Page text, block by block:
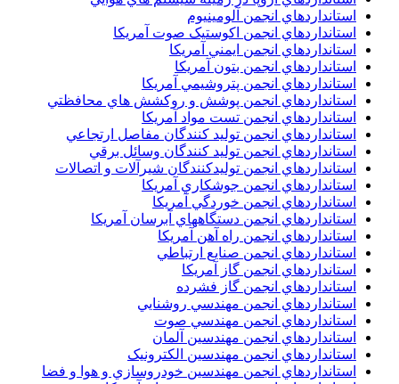
استانداردهاي انجمن آلومينيوم
استانداردهاي انجمن اکوستيک صوت آمريکا
استانداردهاي انجمن ايمني آمريکا
استانداردهاي انجمن بتون آمريکا
استانداردهاي انجمن پتروشيمي آمريکا
استانداردهاي انجمن پوشش و روکشش هاي محافظتي
استانداردهاي انجمن تست مواد آمريکا
استانداردهاي انجمن توليد کنندگان مفاصل ارتجاعي
استانداردهاي انجمن توليد کنندگان وسائل برقي
استانداردهاي انجمن توليدکنندگان شيرآلات و اتصالات
استانداردهاي انجمن جوشکاري آمريکا
استانداردهاي انجمن خوردگي آمريکا
استانداردهاي انجمن دستگاههاي آبرسان آمريکا
استانداردهاي انجمن راه آهن آمريکا
استانداردهاي انجمن صنايع ارتباطي
استانداردهاي انجمن گاز آمريکا
استانداردهاي انجمن گاز فشرده
استانداردهاي انجمن مهندسي روشنايي
استانداردهاي انجمن مهندسي صوت
استانداردهاي انجمن مهندسين آلمان
استانداردهاي انجمن مهندسين الکترونيک
استانداردهاي انجمن مهندسين خودروسازي و هوا و فضا